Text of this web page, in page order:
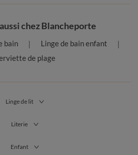
chez Blancheporte
bain
Linge de bain enfant
de plage
Linge de lit
Literie
Enfant